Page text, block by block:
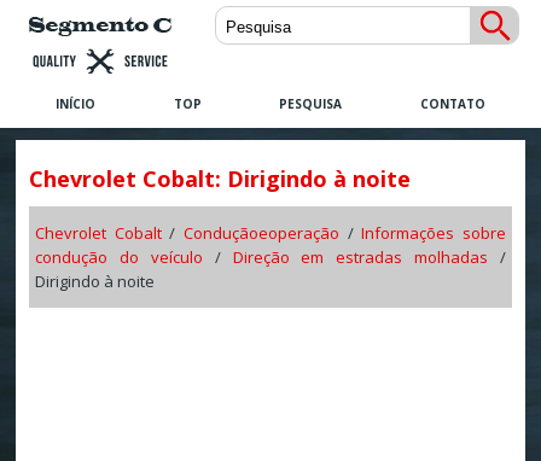
INÍCIO TOP PESQUISA CONTATO
Chevrolet Cobalt: Dirigindo à noite
Chevrolet Cobalt/Conduçãoeoperação /Informações sobre
condução do veículo / Direção em estradas molhadas /
Dirigindo à noite